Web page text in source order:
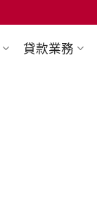
貸款業務